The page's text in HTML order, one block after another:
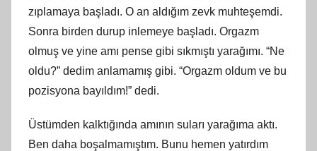
zıplamaya başladı. O an aldığım zevk muhteşemdi.
Sonra birden durup inlemeye başladı. Orgazm
olmuş ve yine amı pense gibi sıkmıştı yarağımı. “Ne
oldu?” dedim anlamamış gibi. “Orgazm oldum ve bu
pozisyona bayıldım!” dedi.
Üstümden kalktığında amının suları yarağıma aktı.
Ben daha boşalmamıştım. Bunu hemen yatırdım